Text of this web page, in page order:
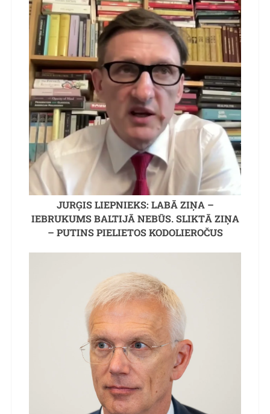
JURĢIS LIEPNIEKS: LABĀ ZIŅA –
IEBRUKUMS BALTIJĀ NEBŪS. SLIKTĀ ZIŅA
– PUTINS PIELIETOS KODOLIEROČUS